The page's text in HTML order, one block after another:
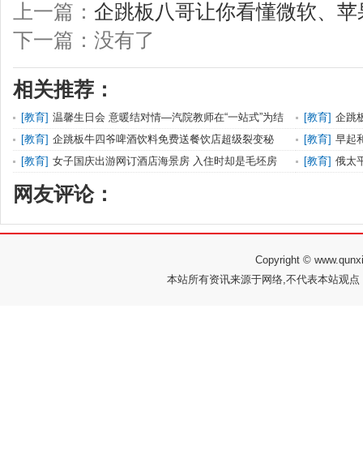
上一篇： 企跳板八哥让你看懂微软、
下一篇：没有了
相关推荐：
[教育] 温馨生日会 意暖结对情—汽院教师在“一站式”为结
对
[教育] 企跳
秘密
[教育] 企跳板牛四爷啤酒饮料免费送餐饮店超级裂变秘
籍，一天
[教育] 早起
[教育] 女子国庆出游网订酒店海景房 入住时却是毛坯房 [教育] 俄太
网友评论：
Copyright ©
本站所有资讯来源于网络,不代表本站观